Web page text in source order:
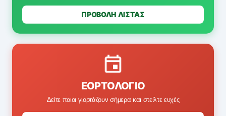
ΠΡΟΒΟΛΗ ΛΙΣΤΑΣ
ΕΟΡΤΟΛΌΓΙΟ
Δείτε ποιοι γιορτάζουν σήμερα και στείλτε ευχές